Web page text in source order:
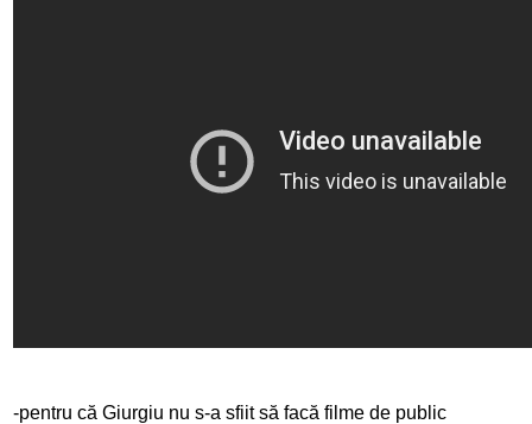
-pentru că Giurgiu nu s-a sfiit să facă filme de public